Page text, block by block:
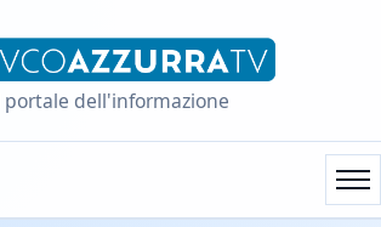
portale dell'informazione